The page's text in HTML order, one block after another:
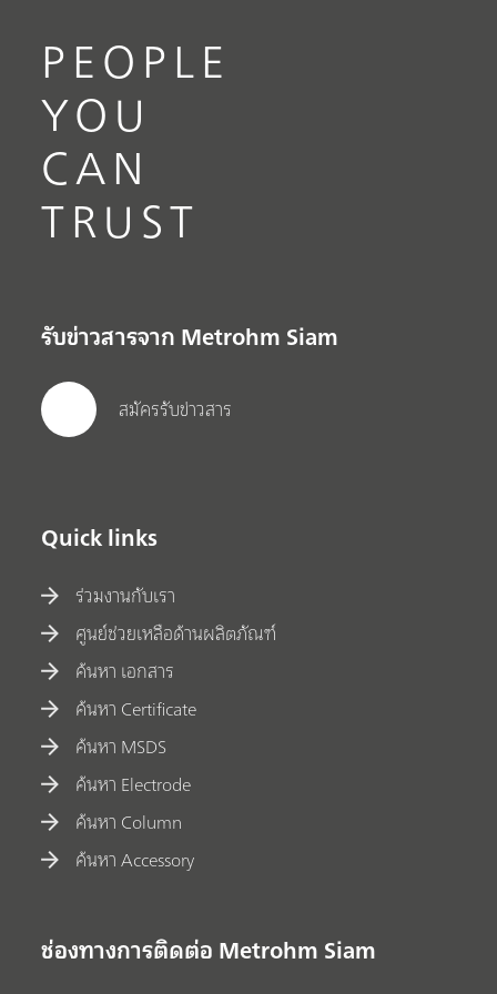
PEOPLE
YOU
CAN
TRUST
รับข่าวสารจาก Metrohm Siam
สมัครรับข่าวสาร
Quick links
ร่วมงานกับเรา
ศูนย์ช่วยเหลือด้านผลิตภัณฑ์
ค้นหา เอกสาร
ค้นหา Certificate
ค้นหา MSDS
ค้นหา Electrode
ค้นหา Column
ค้นหา Accessory
ช่องทางการติดต่อ Metrohm Siam